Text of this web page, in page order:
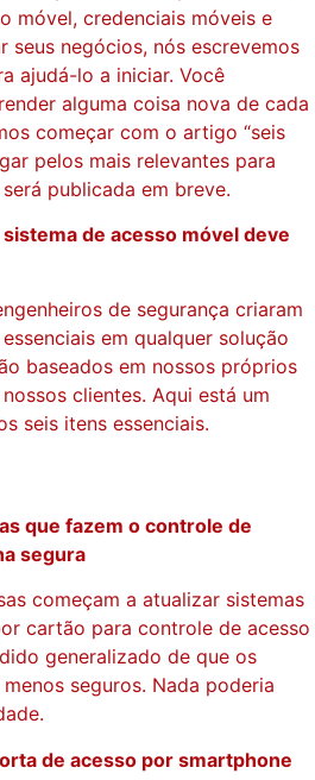
móvel, credenciais móveis e
seus negócios, nós escrevemos
ajudá-lo a iniciar. Você
alguma coisa nova de cada
começar com o artigo “seis
pelos mais relevantes para
publicada em breve.
de acesso móvel deve
de segurança criaram
em qualquer solução
baseados em nossos próprios
clientes. Aqui está um
seis itens essenciais.
que fazem o controle de
segura
começam a atualizar sistemas
cartão para controle de acesso
generalizado de que os
seguros. Nada poderia
de acesso por smartphone